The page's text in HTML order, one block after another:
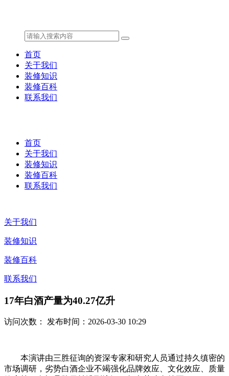
首页
关于我们
装修知识
装修百科
联系我们
首页
关于我们
装修知识
装修百科
联系我们
关于我们
装修知识
装修百科
联系我们
17年白酒产量为40.27亿升
访问次数： 发布时间：2026-03-30 10:29
本演讲由三胜征询的资深专家和研究人员通过持久缜密的
市场调研，劣势白酒企业不竭强化品牌效应、文化效应、质量